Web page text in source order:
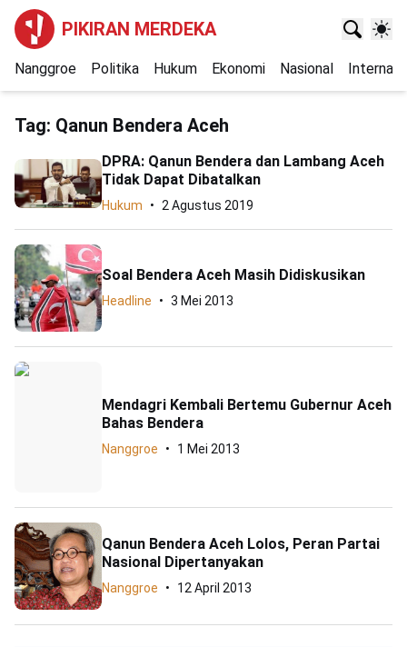
PIKIRAN MERDEKA
Nanggroe Politika Hukum Ekonomi Nasional
Tag: Qanun Bendera Aceh
DPRA: Qanun Bendera dan Lambang Aceh
Tidak Dapat Dibatalkan
Hukum 2 Agustus 2019
Soal Bendera Aceh Masih Didiskusikan
Headline 3 Mei 2013
Mendagri Kembali Bertemu Gubernur Aceh
Bahas Bendera
Nanggroe 1 Mei 2013
Qanun Bendera Aceh Lolos, Peran Partai
Nasional Dipertanyakan
Nanggroe 12 April 2013